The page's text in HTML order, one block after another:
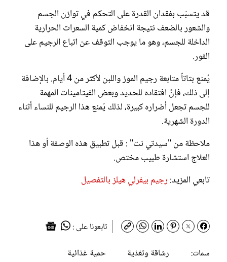
قد يتسبّب بفقدان القدرة على التحكم في توازن الجسم
والشعور بالضعف نتيجة انخفاض كمية السعرات الحرارية
الداخلة للجسم، وهو ما يوجب التوقف عن اتباع الرجيم على
الفور.
يُمنع بتاتاً متابعة رجيم الموز واللبن لأكثر من 4 أيام. بالإضافة
إلى ذلك، فإنَّ افتقاده للحديد وبعض الفيتامينات المهمة
للجسم تجعل أضراره كبيرة، لذلك يُمنع هذا الرجيم للنساء أثناء
الدورة الشهرية.
ملاحظة من "سيدتي نت" : قبل تطبيق هذه الوصفة أو هذا
العلاج استشارة طبيب مختص.
تابعي المزيد: رجيم بيفرلي هيلز بالتفصيل
تابعونا على :
سمات:
رشاقة وتغذية
حمية غذائية